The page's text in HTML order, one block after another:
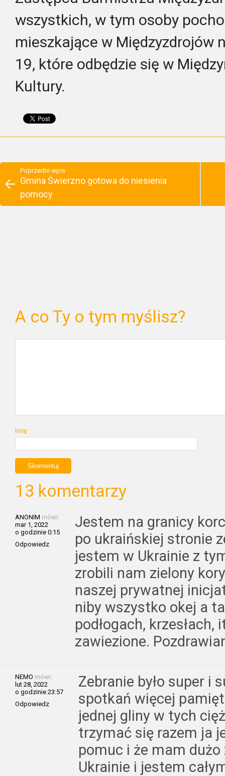
wszystkich, w tym osoby
mieszkające w Międzyzdrojów
19, które odbędzie się w
Kultury.
Poprzedni wpis
Gmina Świerzno gotowa do niesienia
pomocy
A co Ty o tym myślisz?
Imię
13 komentarzy
ANONIM mówi:
mar 1, 2022
o godzinie 0:15
Odpowiedz
Jestem na granicy
po ukraińskiej stronie
jestem w Ukrainie z
zrobili nam zielony
naszej prywatnej
niby wszystko okej a
podłogach, krzesłach,
zawiezione.
NEMO mówi:
lut 28, 2022
o godzinie 23:57
Odpowiedz
Zebranie było super i
spotkań więcej
jednej gliny w tych
trzymać się razem ja
pomuc i że mam
Ukrainie i jestem